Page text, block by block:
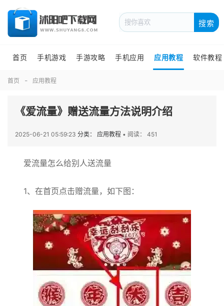
搜索
首页 手机游戏 手游攻略 手机应用 应用教程 软件教程
首页 应用教程
《爱流量》赠送流量方法说明介绍
2025-06-21 05:59:23 分类： 应用教程 • 阅读： 451
爱流量怎么给别人送流量
1、在首页点击赠流量，如下图：